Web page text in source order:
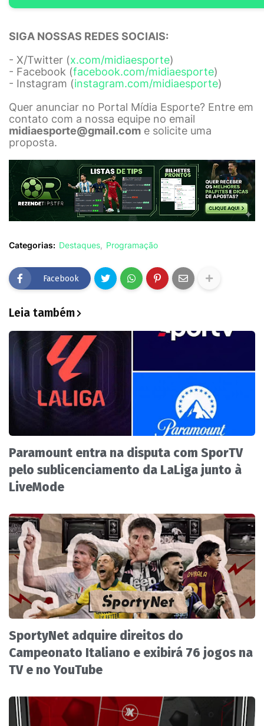
SIGA NOSSAS REDES SOCIAIS:
- X/Twitter (x.com/midiaesporte)
- Facebook (facebook.com/midiaesporte)
- Instagram (instagram.com/midiaesporte)
Quer anunciar no Portal Mídia Esporte? Entre em
contato com a nossa equipe no email
midiaesporte@gmail.com e solicite uma
proposta.
Categorias: Destaques Programação
Facebook
Leia também
Paramount entra na disputa com SporTV
pelo sublicenciamento da LaLiga junto à
LiveMode
SportyNet adquire direitos do
Campeonato Italiano e exibirá 76 jogos na
TV e no YouTube